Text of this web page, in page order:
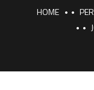
HOME